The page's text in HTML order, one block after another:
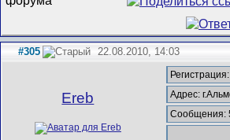
#305 22.08.2010, 14:03
Ereb
Адрес:
Сообщения: